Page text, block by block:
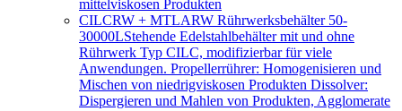
mittelviskosen Produkten
CILCRW + MTLARW Rührwerksbehälter 50-
30000LStehende Edelstahlbehälter mit und ohne
Rührwerk Typ CILC, modifizierbar für viele
Anwendungen. Propellerrührer: Homogenisieren und
Mischen von niedrigviskosen Produkten Dissolver:
Dispergieren und Mahlen von Produkten, Agglomerate